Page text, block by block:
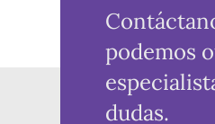
podemos
dudas.